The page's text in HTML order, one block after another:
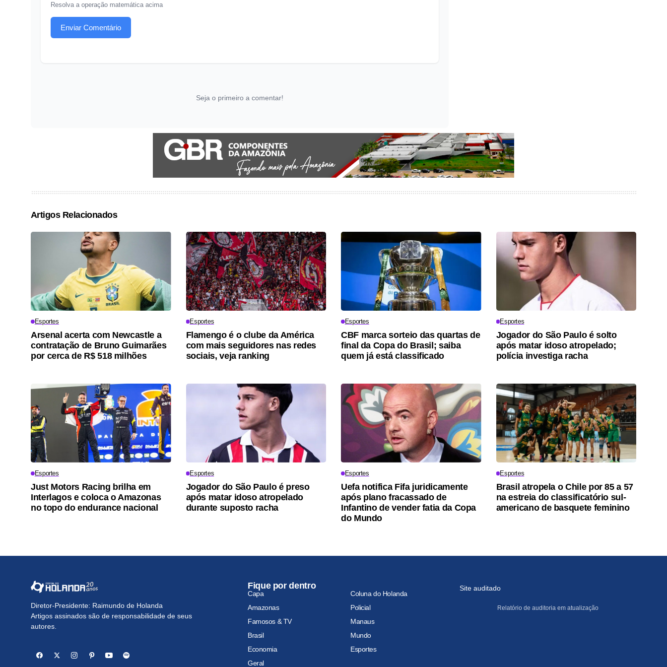
Resolva a operação matemática acima
Enviar Comentário
Seja o primeiro a comentar!
Artigos Relacionados
Esportes
Arsenal acerta com Newcastle a
contratação de Bruno Guimarães
por cerca de R$ 518 milhões
Esportes
Flamengo é o clube da América
com mais seguidores nas redes
sociais, veja ranking
Esportes
CBF marca sorteio das quartas de
final da Copa do Brasil; saiba
quem já está classificado
Esportes
Jogador do São Paulo é solto
após matar idoso atropelado;
polícia investiga racha
Esportes
Just Motors Racing brilha em
Interlagos e coloca o Amazonas
no topo do endurance nacional
Esportes
Jogador do São Paulo é preso
após matar idoso atropelado
durante suposto racha
Esportes
Uefa notifica Fifa juridicamente
após plano fracassado de
Infantino de vender fatia da Copa
do Mundo
Esportes
Brasil atropela o Chile por 85 a 57
na estreia do classificatório sul-
americano de basquete feminino
Diretor-Presidente: Raimundo de Holanda
Artigos assinados são de responsabilidade de seus
autores.
Fique por dentro
Capa
Coluna do Holanda
Amazonas
Policial
Famosos & TV
Manaus
Brasil
Mundo
Economia
Esportes
Geral
Site auditado
Relatório de auditoria em atualização